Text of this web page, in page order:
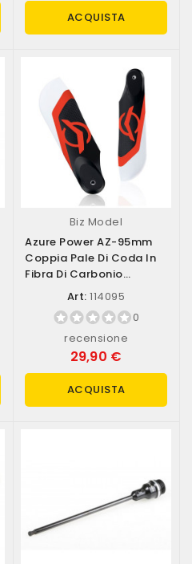
ACQUISTA
Biz Model
Azure Power AZ-95mm
Coppia Pale Di Coda In
Fibra Di Carbonio
Extreme 3D (art....
Art: 114095
0
recensione
29,90 €
ACQUISTA